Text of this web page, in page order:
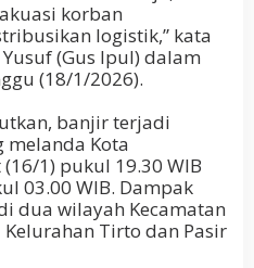
korban
logistik,” kata
(Gus Ipul) dalam
(18/1/2026).
banjir terjadi
Kota
1) pukul 19.30 WIB
03.00 WIB. Dampak
dua wilayah Kecamatan
Tirto dan Pasir